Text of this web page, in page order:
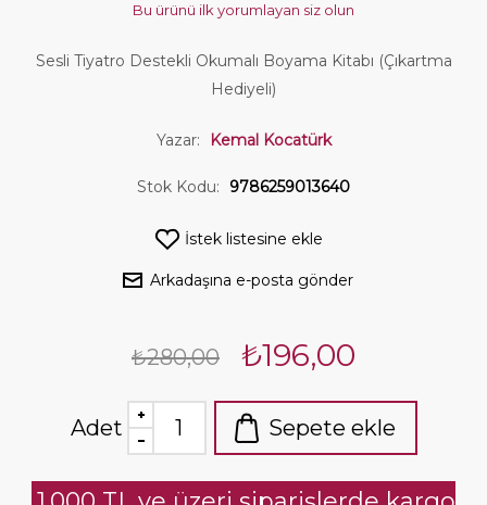
Bu ürünü ilk yorumlayan siz olun
Sesli Tiyatro Destekli Okumalı Boyama Kitabı (Çıkartma
Hediyeli)
Yazar: Kemal Kocatürk
Stok Kodu: 9786259013640
İstek listesine ekle
Arkadaşına e-posta gönder
₺280,00 ₺196,00
Adet Sepete ekle